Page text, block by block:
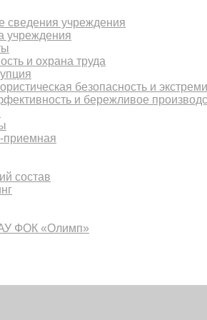
сведения учреждения
учреждения
и охрана труда
безопасность и
и бережливое
приемная
состав
ФОК «Олимп»